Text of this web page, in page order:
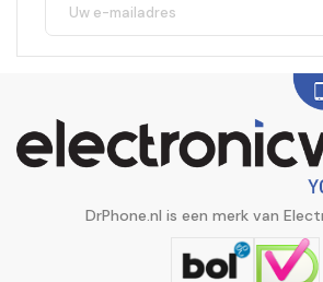
DrPhone.nl is een merk van